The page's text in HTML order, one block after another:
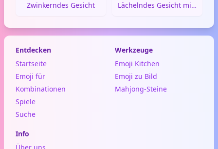
Zwinkerndes Gesicht Lächelndes Gesicht mit Heiligenschein
Entdecken
Startseite
Emoji für
Kombinationen
Spiele
Suche
Werkzeuge
Emoji Kitchen
Emoji zu Bild
Mahjong-Steine
Info